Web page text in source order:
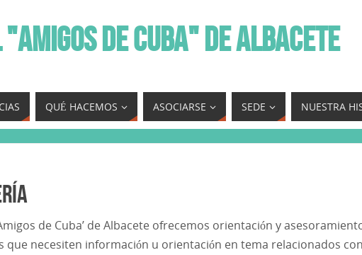
DE CUBA" DE ALBACETE
QUÉ HACEMOS ASOCIARSE SEDE NUESTRA
de Cuba’ de Albacete ofrecemos orientación y
que necesiten información u orientación en tema relacionados